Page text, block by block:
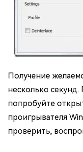
Получение
несколько
попробуйте
проигрывателя
проверить,